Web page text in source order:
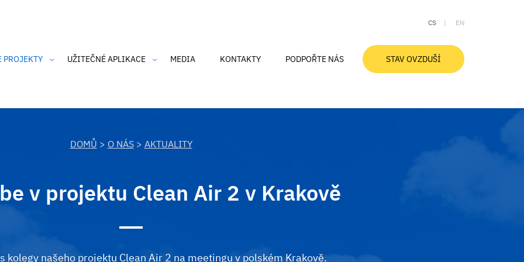
CS EN
údajů
PROJEKTY UŽITEČNÉ APLIKACE
Čistý komín
MEDIA KONTAKTY PODPOŘTE NÁS STAV OVZDUŠÍ
DOMŮ > O NÁS> AKTUALITY
v projektu Clean Air 2 v Krakově
kolegy našeho projektu Clean Air 2 na meetingu v polském Krakově.